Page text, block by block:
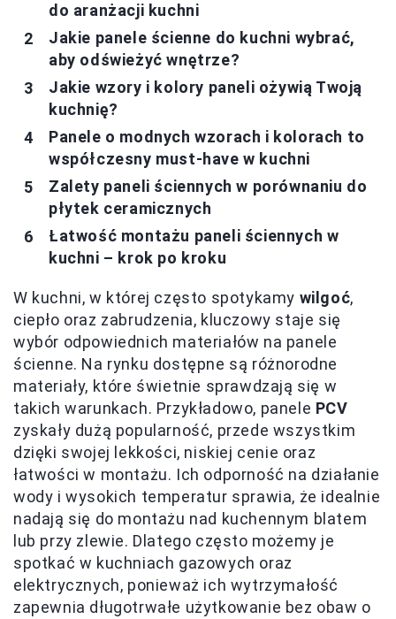
do aranżacji kuchni
Jakie panele ścienne do kuchni wybrać,
aby odświeżyć wnętrze?
Jakie wzory i kolory paneli ożywią Twoją
kuchnię?
Panele o modnych wzorach i kolorach to
współczesny must-have w kuchni
Zalety paneli ściennych w porównaniu do
płytek ceramicznych
Łatwość montażu paneli ściennych w
kuchni – krok po kroku
W kuchni, w której często spotykamy wilgoć,
ciepło oraz zabrudzenia, kluczowy staje się
wybór odpowiednich materiałów na panele
ścienne. Na rynku dostępne są różnorodne
materiały, które świetnie sprawdzają się w
takich warunkach. Przykładowo, panele PCV
zyskały dużą popularność, przede wszystkim
dzięki swojej lekkości, niskiej cenie oraz
łatwości w montażu. Ich odporność na działanie
wody i wysokich temperatur sprawia, że idealnie
nadają się do montażu nad kuchennym blatem
lub przy zlewie. Dlatego często możemy je
spotkać w kuchniach gazowych oraz
elektrycznych, ponieważ ich wytrzymałość
zapewnia długotrwałe użytkowanie bez obaw o